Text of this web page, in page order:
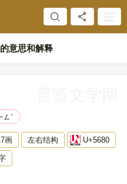
意思和解释
ㄥˊ
画 左右结构 U+5680